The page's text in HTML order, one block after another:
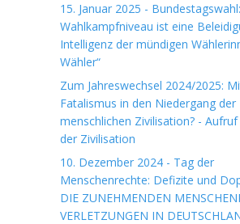
15. Januar 2025 -
Wahlkampfniveau ist eine
Intelligenz der mündigen
Wähler“
Zum Jahreswechsel 2024/2025:
Fatalismus in den Niedergang der
menschlichen Zivilisation? -
der Zivilisation
10. Dezember 2024 - Tag der
Menschenrechte: Defizite und
DIE ZUNEHMENDEN
VERLETZUNGEN IN